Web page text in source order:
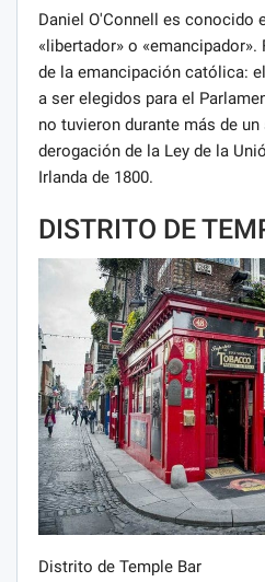
Daniel O'Connell es conocido
«libertador» o
de la emancipación católica:
a ser elegidos para el
no tuvieron durante más de
derogación de la Ley de la
Irlanda de 1800.
DISTRITO DE
Distrito de Temple Bar